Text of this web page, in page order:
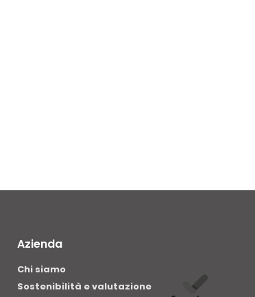
Azienda
Chi siamo
Sostenibilità e valutazione